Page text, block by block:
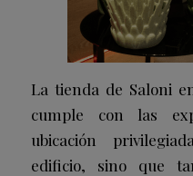
La tienda de Saloni
cumple con las
ubicación
edificio, sino que